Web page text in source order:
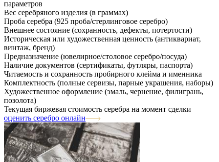
параметров
Вес серебряного изделия (в граммах)
Проба серебра (925 проба/стерлинговое серебро)
Внешнее состояние (сохранность, дефекты, потертости)
Историческая или художественная ценность (антиквариат,
винтаж, бренд)
Предназначение (ювелирное/столовое серебро/посуда)
Наличие документов (сертификаты, футляры, паспорта)
Читаемость и сохранность пробирного клейма и именника
Комплектность (полные сервизы, парные украшения, наборы)
Художественное оформление (эмаль, чернение, филигрань,
позолота)
Текущая биржевая стоимость серебра на момент сделки
оценить серебро онлайн